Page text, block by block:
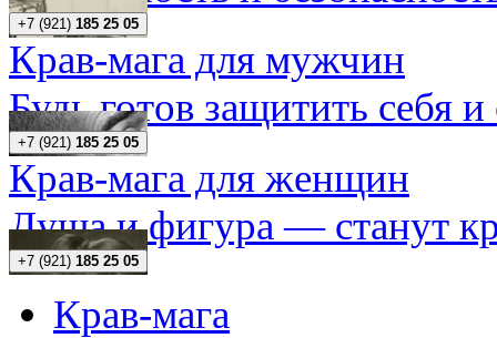
+7 (921) 185 25 05
Крав-мага для мужчин
Будь готов защитить себя
+7 (921) 185 25 05
Крав-мага для женщин
Душа и фигура — станут
+7 (921) 185 25 05
Крав-мага